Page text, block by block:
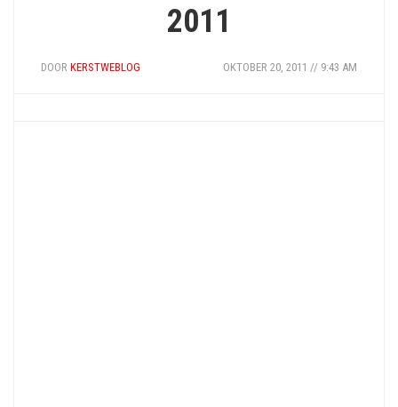
2011
DOOR KERSTWEBLOG OKTOBER 20, 2011 // 9:43 AM